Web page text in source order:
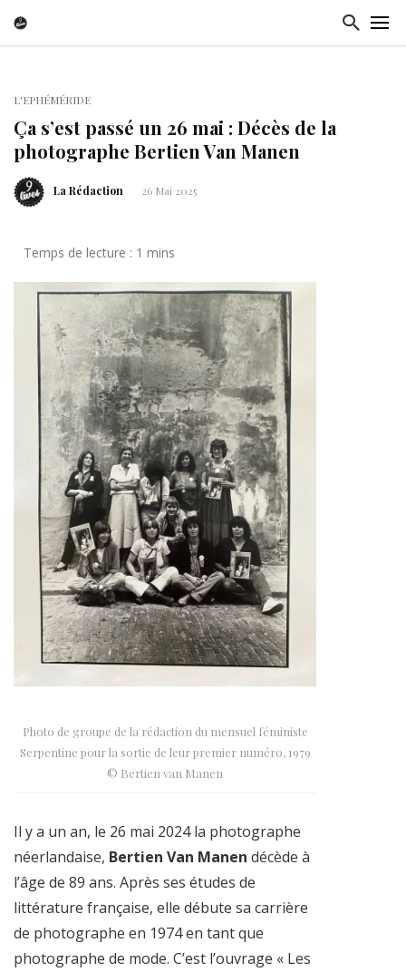
L'EPHÉMÉRIDE
Ça s’est passé un 26 mai : Décès de la
photographe Bertien Van Manen
La Rédaction 26 Mai 2025
Photo de groupe de la rédaction du mensuel féministe
Serpentine pour la sortie de leur premier numéro, 1979
© Bertien van Manen
Il y a un an, le 26 mai 2024 la photographe
néerlandaise, Bertien Van Manen décède à
l’âge de 89 ans. Après ses études de
littérature française, elle débute sa carrière
de photographe en 1974 en tant que
photographe de mode. C’est l’ouvrage « Les